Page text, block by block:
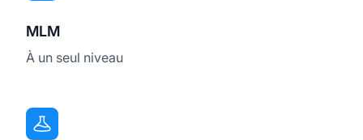
MLM
À un seul niveau